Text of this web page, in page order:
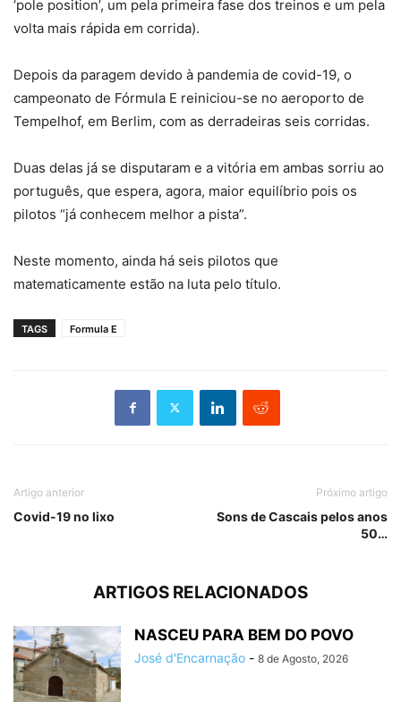
‘pole position’, um pela primeira fase dos treinos e um pela
volta mais rápida em corrida).
Depois da paragem devido à pandemia de covid-19, o
campeonato de Fórmula E reiniciou-se no aeroporto de
Tempelhof, em Berlim, com as derradeiras seis corridas.
Duas delas já se disputaram e a vitória em ambas sorriu ao
português, que espera, agora, maior equilíbrio pois os
pilotos “já conhecem melhor a pista”.
Neste momento, ainda há seis pilotos que
matematicamente estão na luta pelo título.
TAGS Formula E
Artigo anterior
Covid-19 no lixo
Próximo artigo
Sons de Cascais pelos anos
50…
ARTIGOS RELACIONADOS
NASCEU PARA BEM DO POVO
José d'Encarnação - 8 de Agosto, 2026